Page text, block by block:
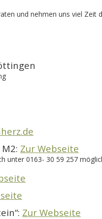
und nehmen uns viel
Zur Webseite
unter 0163- 30 59 257
Zur Webseite